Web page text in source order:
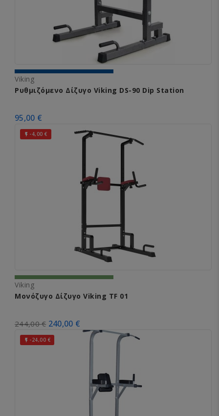
Viking
Ρυθμιζόμενο Δίζυγο Viking DS-90 Dip Station
95,00 €
 -4,00 €
Viking
Μονόζυγο Δίζυγο Viking TF 01
244,00 € 240,00 €
 -24,00 €